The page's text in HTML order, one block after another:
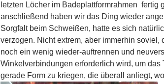
letzten Löcher im Badeplattformrahmen fertig
anschließend haben wir das Ding wieder
Sorgfalt beim Schweißen, hatte es sich
verzogen. Nicht extrem, aber immerhin soviel,
noch ein wenig wieder-auftrennen und
Winkelverbindungen erforderlich wird, um das
gerade Form zu kriegen, die überall anliegt,